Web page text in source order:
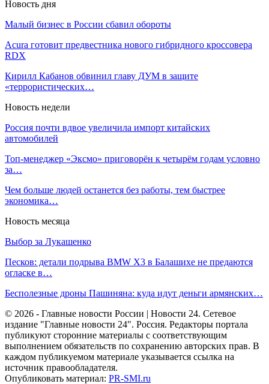
Новость дня
Малый бизнес в России сбавил обороты
Acura готовит предвестника нового гибридного кроссовера
RDX
Кирилл Кабанов обвинил главу ДУМ в защите
«террористических…
Новость недели
Россия почти вдвое увеличила импорт китайских
автомобилей
Топ-менеджер «Эксмо» приговорён к четырём годам условно
за…
Чем больше людей останется без работы, тем быстрее
экономика…
Новость месяца
Выбор за Лукашенко
Песков: детали подрыва BMW X3 в Балашихе не предаются
огласке в…
Бесполезные дроны Пашиняна: куда идут деньги армянских…
© 2026 - Главные новости России | Новости 24. Сетевое
издание "Главные новости 24". Россия. Редакторы портала
публикуют сторонние материалы с соответствующим
выполнением обязательств по сохранению авторских прав. В
каждом публикуемом материале указывается ссылка на
источник правообладателя.
Опубликовать материал: PR-SMI.ru